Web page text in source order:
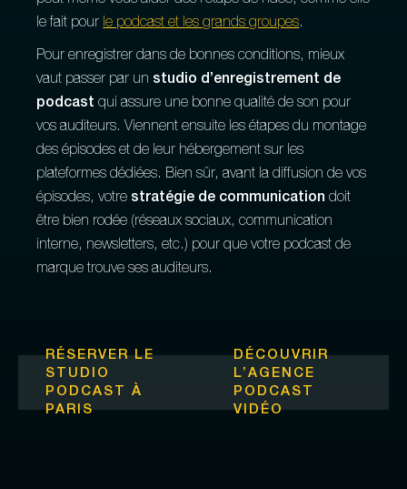
le fait pour le podcast et les grands groupes.
Pour enregistrer dans de bonnes conditions, mieux
vaut passer par un studio d’enregistrement de
podcast qui assure une bonne qualité de son pour
vos auditeurs. Viennent ensuite les étapes du montage
des épisodes et de leur hébergement sur les
plateformes dédiées. Bien sûr, avant la diffusion de vos
épisodes, votre stratégie de communication doit
être bien rodée (réseaux sociaux, communication
interne, newsletters, etc.) pour que votre podcast de
marque trouve ses auditeurs.
RÉSERVER LE
STUDIO
PODCAST À
PARIS
DÉCOUVRIR
L’ AGENCE
PODCAST
VIDÉO